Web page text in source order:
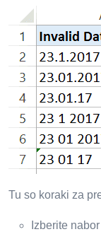
Tu so koraki za
Izberite